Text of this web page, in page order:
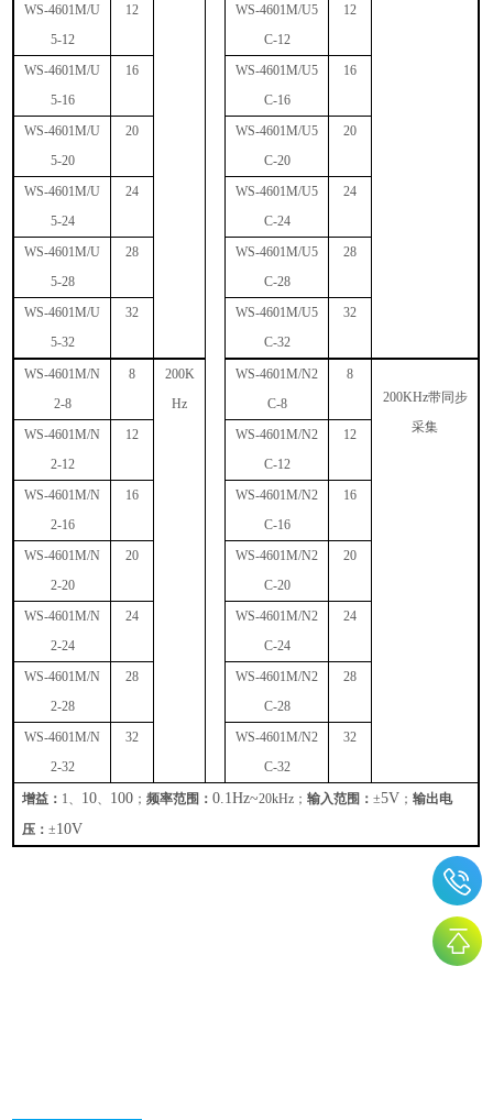
WS-4601M/U
5-12
12
WS-4601M/U5
C-12
12
WS-4601M/U
5-16
16
WS-4601M/U5
C-16
16
WS-4601M/U
5-20
20
WS-4601M/U5
C-20
20
WS-4601M/U
5-24
24
WS-4601M/U5
C-24
24
WS-4601M/U
5-28
28
WS-4601M/U5
C-28
28
WS-4601M/U
5-32
32
WS-4601M/U5
C-32
32
WS-4601M/N
2-8
8
200K
Hz
WS-4601M/N2
C-8
8
200KHz带同步
采集
WS-4601M/N
2-12
12
WS-4601M/N2
C-12
12
WS-4601M/N
2-16
16
WS-4601M/N2
C-16
16
WS-4601M/N
2-20
20
WS-4601M/N2
C-20
20
WS-4601M/N
2-24
24
WS-4601M/N2
C-24
24
WS-4601M/N
2-28
28
WS-4601M/N2
C-28
28
WS-4601M/N
2-32
32
WS-4601M/N2
C-32
32
增益： 1、 10、 100 ；频率范围：0.1Hz~20kHz ；输入范围：±5V ；输出电
压：±10V